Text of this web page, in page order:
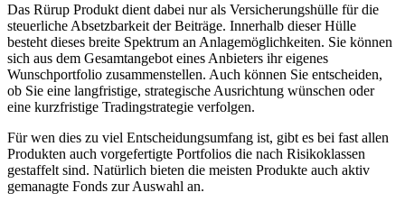
Das Rürup Produkt dient dabei nur als Versicherungshülle für die
steuerliche Absetzbarkeit der Beiträge. Innerhalb dieser Hülle
besteht dieses breite Spektrum an Anlagemöglichkeiten. Sie können
sich aus dem Gesamtangebot eines Anbieters ihr eigenes
Wunschportfolio zusammenstellen. Auch können Sie entscheiden,
ob Sie eine langfristige, strategische Ausrichtung wünschen oder
eine kurzfristige Tradingstrategie verfolgen.
Für wen dies zu viel Entscheidungsumfang ist, gibt es bei fast allen
Produkten auch vorgefertigte Portfolios die nach Risikoklassen
gestaffelt sind. Natürlich bieten die meisten Produkte auch aktiv
gemanagte Fonds zur Auswahl an.